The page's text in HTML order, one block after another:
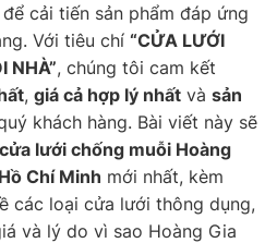
cải tiến sản phẩm đáp ứng
Với tiêu chí “CỬA LƯỚI
NHÀ”, chúng tôi cam kết
, giá cả hợp lý nhất và sản
khách hàng. Bài viết này sẽ
lưới chống muỗi Hoàng
Chí Minh mới nhất, kèm
các loại cửa lưới thông dụng,
và lý do vì sao Hoàng Gia